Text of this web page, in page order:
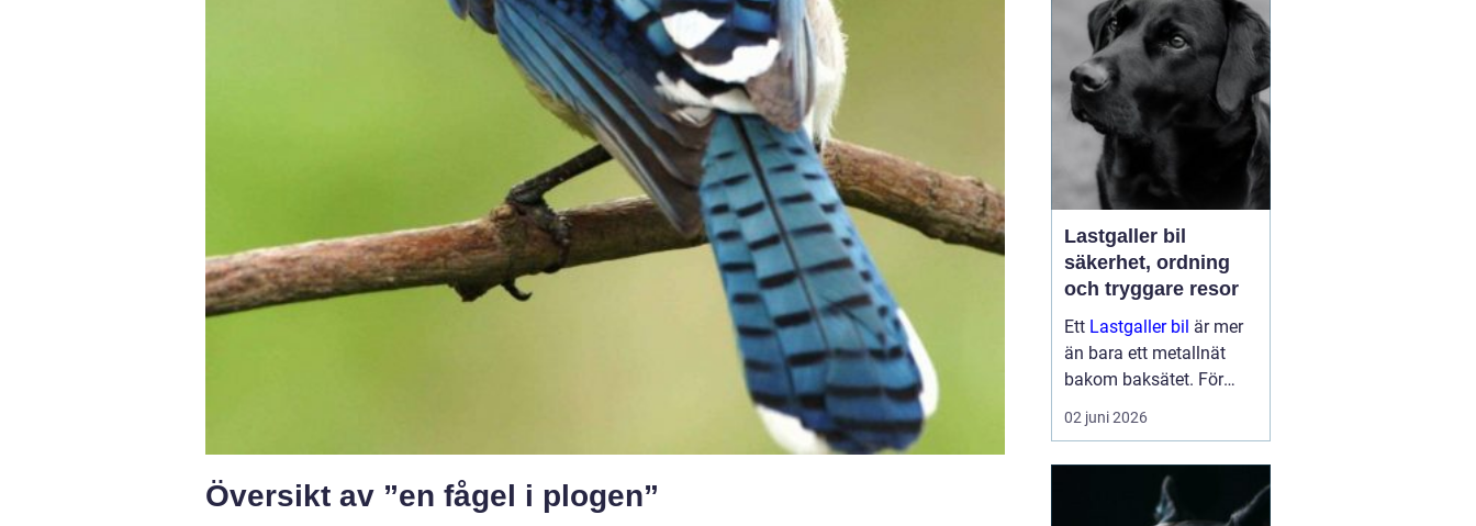
Översikt av ”en fågel i plogen”
bra hunddagis blir då
mer än bara förvaring.
Det blir en förlängning
av hemmet, m...
Lastgaller bil
säkerhet, ordning
och tryggare resor
Ett Lastgaller bil är mer
än bara ett metallnät
bakom baksätet. För
många bilägare handlar
det om tryggare
ordning i bilen och ett
lugnare fokus bakom
02 juni 2026